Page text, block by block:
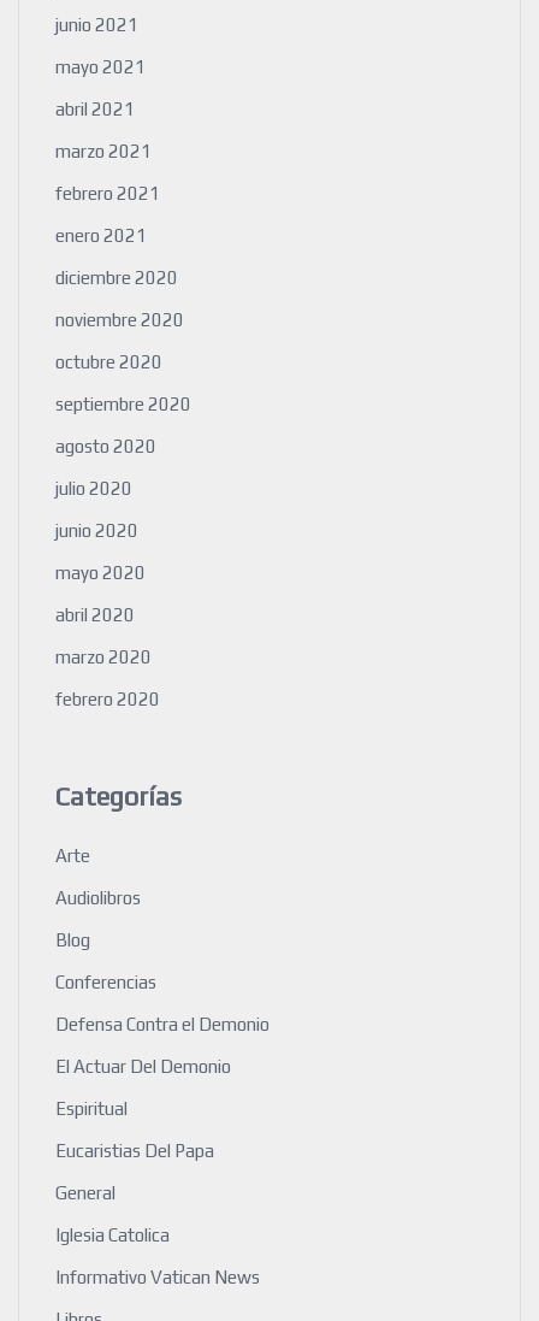
junio 2021
mayo 2021
abril 2021
marzo 2021
febrero 2021
enero 2021
diciembre 2020
noviembre 2020
octubre 2020
septiembre 2020
agosto 2020
julio 2020
junio 2020
mayo 2020
abril 2020
marzo 2020
febrero 2020
Categorías
Arte
Audiolibros
Blog
Conferencias
Defensa Contra el Demonio
El Actuar Del Demonio
Espiritual
Eucaristias Del Papa
General
Iglesia Catolica
Informativo Vatican News